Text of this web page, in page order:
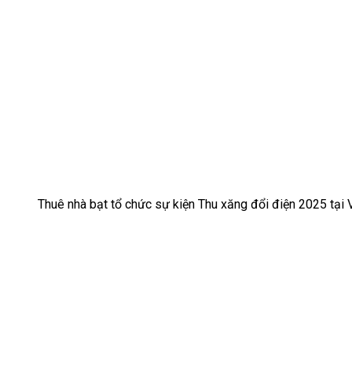
Thuê nhà bạt tổ chức sự kiện Thu xăng đổi điện 2025 tại